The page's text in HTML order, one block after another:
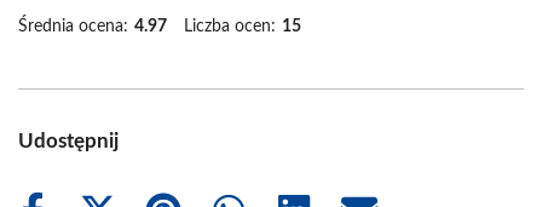
Średnia ocena: 4.97 Liczba ocen: 15
Udostępnij